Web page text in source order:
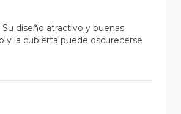
diseño atractivo y buenas
y la cubierta puede oscurecerse